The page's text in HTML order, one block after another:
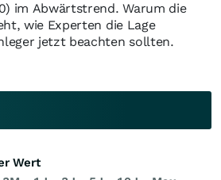
im Abwärtstrend. Warum die
wie Experten die Lage
jetzt beachten sollten.
Wert